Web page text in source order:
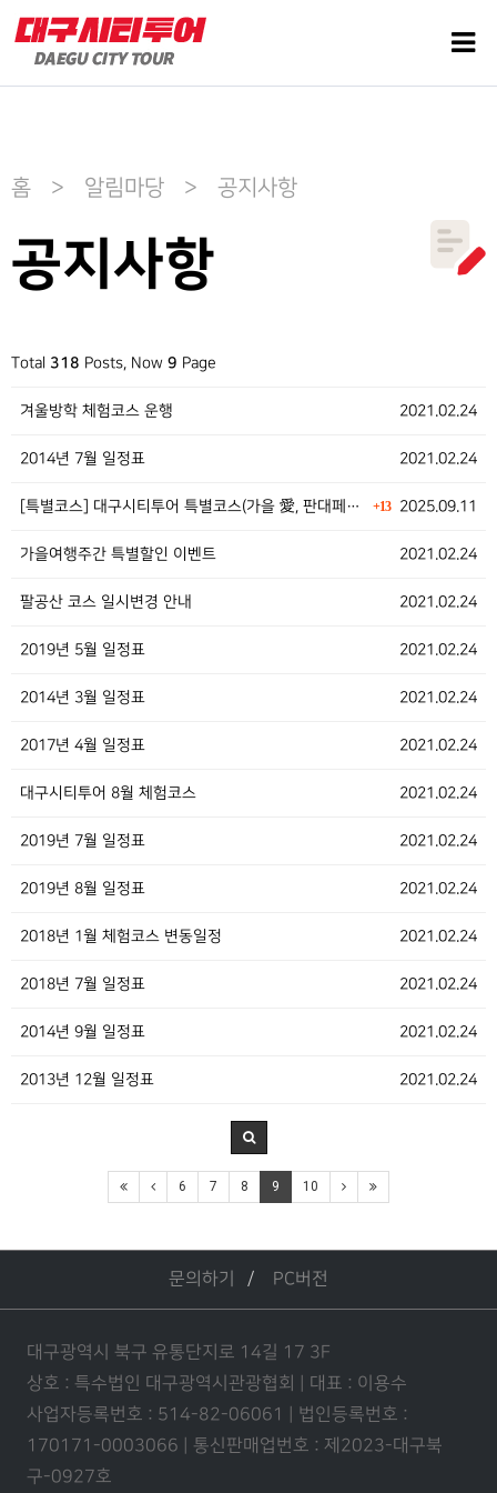
홈 > 알림마당 > 공지사항
공지사항
Total 318 Posts, Now 9 Page
2021.02.24
겨울방학 체험코스 운행
2021.02.24
2014년 7월 일정표
+132025.09.11
[특별코스] 대구시티투어 특별코스(가을 愛, 판대페) …
2021.02.24
가을여행주간 특별할인 이벤트
2021.02.24
팔공산 코스 일시변경 안내
2021.02.24
2019년 5월 일정표
2021.02.24
2014년 3월 일정표
2021.02.24
2017년 4월 일정표
2021.02.24
대구시티투어 8월 체험코스
2021.02.24
2019년 7월 일정표
2021.02.24
2019년 8월 일정표
2021.02.24
2018년 1월 체험코스 변동일정
2021.02.24
2018년 7월 일정표
2021.02.24
2014년 9월 일정표
2021.02.24
2013년 12월 일정표
6 7 8 9 10
문의하기 PC버전
대구광역시 북구 유통단지로 14길 17 3F
상호 : 특수법인 대구광역시관광협회 | 대표 : 이용수
사업자등록번호 : 514-82-06061 | 법인등록번호 :
170171-0003066 | 통신판매업번호 : 제2023-대구북
구-0927호